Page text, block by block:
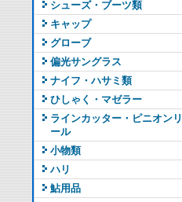
シューズ・ブーツ類
キャップ
グローブ
偏光サングラス
ナイフ・ハサミ類
ひしゃく・マゼラー
ラインカッター・ピニオンリ
ール
小物類
ハリ
鮎用品